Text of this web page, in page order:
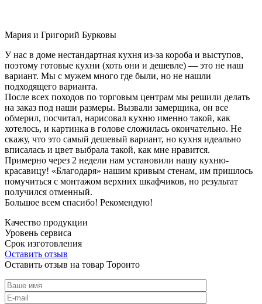
Мария и Григорий Бурковы
У нас в доме нестандартная кухня из-за короба и выступов,
поэтому готовые кухни (хоть они и дешевле) — это не наш
вариант. Мы с мужем много где были, но не нашли
подходящего варианта.
После всех походов по торговым центрам мы решили делать
на заказ под наши размеры. Вызвали замерщика, он все
обмерил, посчитал, нарисовал кухню именно такой, как
хотелось, и картинка в голове сложилась окончательно. Не
скажу, что это самый дешевый вариант, но кухня идеально
вписалась и цвет выбрала такой, как мне нравится.
Примерно через 2 недели нам установили нашу кухню-
красавицу! «Благодаря» нашим кривым стенам, им пришлось
помучиться с монтажом верхних шкафчиков, но результат
получился отменный.
Большое всем спасибо! Рекомендую!
Качество продукции
Уровень сервиса
Срок изготовления
Оставить отзыв
Оставить отзыв на товар Торонто